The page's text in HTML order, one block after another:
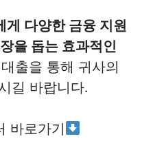
게 다양한 금융 지원
을 돕는 효과적인
출을 통해 귀사의
길 바랍니다.
바로가기